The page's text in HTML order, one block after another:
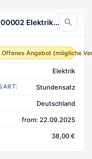
T-ELEK-09.25-000002 Elektrik, Deutschland
Offenes Angebot (mögliche
Elektrik
Stundensatz
Deutschland
from: 22.09.2025
38,00 €